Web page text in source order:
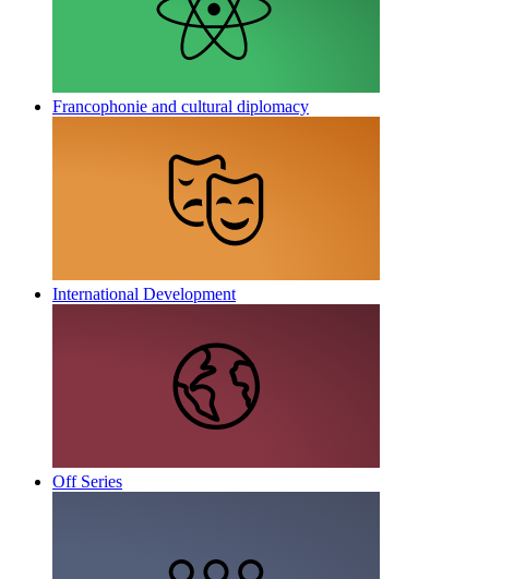
Francophonie and cultural diplomacy
International Development
Off Series